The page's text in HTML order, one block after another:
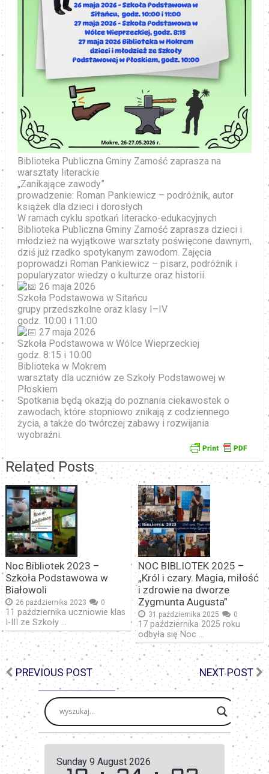
Biblioteka Publiczna Gminy Zamość zaprasza na
warsztaty literackie
„Zanikające zawody”
prowadzenie: Roman Pankiewicz – podróżnik, autor
książek dla dzieci i dorosłych
W ramach cyklu spotkań literacko-edukacyjnych
Biblioteka Publiczna Gminy Zamość zaprasza dzieci i
młodzież na wyjątkowe warsztaty poświęcone dawnym,
dziś już rzadko spotykanym zawodom. Zajęcia
poprowadzi Roman Pankiewicz – pisarz, podróżnik i
popularyzator wiedzy o kulturze oraz historii.
26 maja 2026
Szkoła Podstawowa w Sitańcu
grupy przedszkolne oraz klasy I–IV
godz. 10:00 i 11:00
27 maja 2026
Szkoła Podstawowa w Wólce Wieprzeckiej
godz. 8:15 i 10:00
Biblioteka w Mokrem
warsztaty dla uczniów ze Szkoły Podstawowej w
Płoskiem
Spotkania będą okazją do poznania ciekawostek o
zawodach, które stopniowo znikają z codziennego
życia, a także do twórczej zabawy i rozwijania
wyobraźni.
Related Posts
Noc Bibliotek 2023 –
Szkoła Podstawowa w
Białowoli
26 października 2023 0
11 października uczniowie klas
I-III ze Szkoły …
NOC BIBLIOTEK 2025 –
„Król i czary. Magia, miłość
i zdrowie na dworze
Zygmunta Augusta”
31 października 2025 0
17 października 2025 roku
odbyła się Noc …
PREVIOUS POST NEXT POST
Sunday 9 August 2026